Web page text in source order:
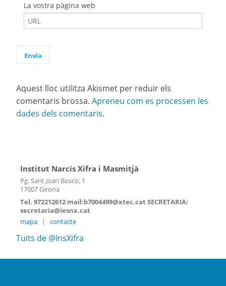
La vostra pàgina web
Aquest lloc utilitza Akismet per reduir els
comentaris brossa. Apreneu com es processen les
dades dels comentaris.
Institut Narcís Xifra i Masmitjà
Pg. Sant Joan Bosco, 1
17007 Girona
Tel. 972212612 mail:b7004499@xtec.cat SECRETARIA:
secretaria@iesnx.cat
mapa
| contacte
Tuits de @InsXifra